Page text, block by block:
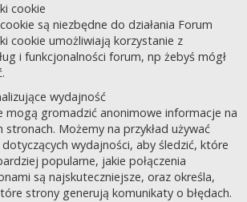
cookie
są niezbędne do działania Forum
cookie umożliwiają korzystanie z
i funkcjonalności forum, np żebyś mógł
wydajność
mogą gromadzić anonimowe informacje na
stronach. Możemy na przykład używać
wydajności, aby śledzić, które
popularne, jakie połączenia
są najskuteczniejsze, oraz określa,
strony generują komunikaty o błędach.